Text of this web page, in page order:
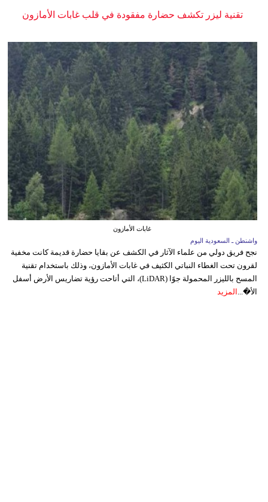
تقنية ليزر تكشف حضارة مفقودة في قلب غابات الأمازون
غابات الأمازون
واشنطن ـ السعودية اليوم
نجح فريق دولي من علماء الآثار في الكشف عن بقايا حضارة قديمة كانت مخفية
لقرون تحت الغطاء النباتي الكثيف في غابات الأمازون، وذلك باستخدام تقنية
المسح بالليزر المحمولة جوًا (LiDAR)، التي أتاحت رؤية تضاريس الأرض أسفل
الأ�... المزيد